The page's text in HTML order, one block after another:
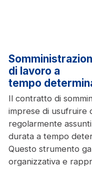
di lavoro a
tempo
Il contratto di
imprese di usufruire
regolarmente
durata a tempo
Questo strumento
organizzativa e